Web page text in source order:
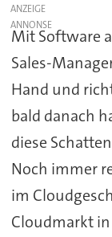
ANZEIGE
Mit Software
Sales-
Hand und
bald danach
diese
Noch immer
im
Cloudmarkt